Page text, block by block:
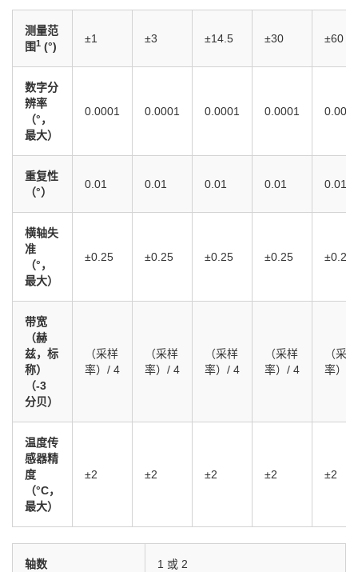
测量范
围1 (°)
±1 ±3 ±14.5 ±30 ±60
数字分
辨率
（°，
最大）
0.0001 0.0001 0.0001 0.0001
重复性
（°）
0.01 0.01 0.01 0.01 0.01
横轴失
准
（°，
最大）
±0.25 ±0.25 ±0.25 ±0.25 ±0.25
带宽
（赫
兹，标
称）
（-3
分贝）
（采样
率）/ 4
（采样
率）/ 4
（采样
率）/ 4
（采样
率）/ 4
（采样
率）/
温度传
感器精
度
（°C，
最大）
±2 ±2 ±2 ±2 ±2
轴数 1 或 2